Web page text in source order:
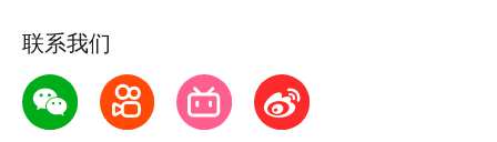
联系我们